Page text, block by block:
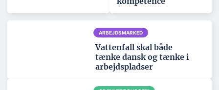
ARBEJDSMARKED
Vattenfall skal både
tænke dansk og tænke i
arbejdspladser